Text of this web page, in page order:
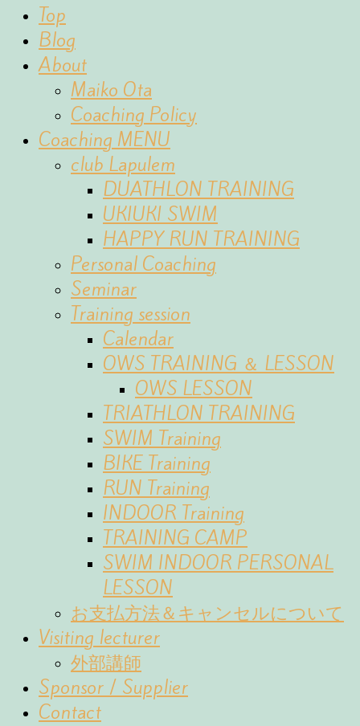
Top
Blog
About
Maiko Ota
Coaching Policy
Coaching MENU
club Lapulem
DUATHLON TRAINING
UKIUKI SWIM
HAPPY RUN TRAINING
Personal Coaching
Seminar
Training session
Calendar
OWS TRAINING ＆ LESSON
OWS LESSON
TRIATHLON TRAINING
SWIM Training
BIKE Training
RUN Training
INDOOR Training
TRAINING CAMP
SWIM INDOOR PERSONAL
LESSON
お支払方法＆キャンセルについて
Visiting lecturer
外部講師
Sponsor / Supplier
Contact